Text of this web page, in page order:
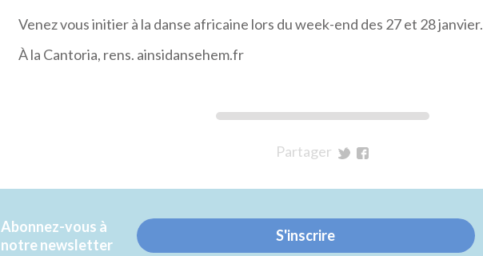
Venez vous initier à la danse africaine lors du week-end des 27 et 28 janvier.
À la Cantoria, rens. ainsidansehem.fr
Partager
Twitter
Facebook
Abonnez-vous à
notre newsletter
S'inscrire